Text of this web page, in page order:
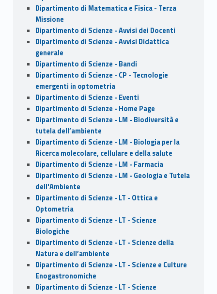
Dipartimento di Matematica e Fisica - Terza
Missione
Dipartimento di Scienze - Avvisi dei Docenti
Dipartimento di Scienze - Avvisi Didattica
generale
Dipartimento di Scienze - Bandi
Dipartimento di Scienze - CP - Tecnologie
emergenti in optometria
Dipartimento di Scienze - Eventi
Dipartimento di Scienze - Home Page
Dipartimento di Scienze - LM - Biodiversità e
tutela dell’ambiente
Dipartimento di Scienze - LM - Biologia per la
Ricerca molecolare, cellulare e della salute
Dipartimento di Scienze - LM - Farmacia
Dipartimento di Scienze - LM - Geologia e Tutela
dell'Ambiente
Dipartimento di Scienze - LT - Ottica e
Optometria
Dipartimento di Scienze - LT - Scienze
Biologiche
Dipartimento di Scienze - LT - Scienze della
Natura e dell’ambiente
Dipartimento di Scienze - LT - Scienze e Culture
Enogastronomiche
Dipartimento di Scienze - LT - Scienze